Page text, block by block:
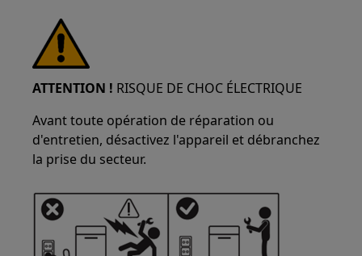
ATTENTION ! RISQUE DE CHOC ÉLECTRIQUE
Avant toute opération de réparation ou
d'entretien, désactivez l'appareil et débranchez
la prise du secteur.